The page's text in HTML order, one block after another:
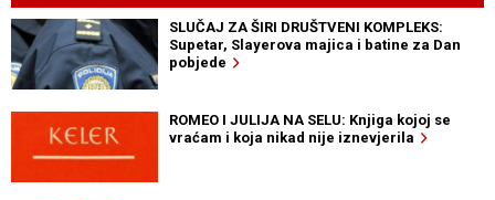
SLUČAJ ZA ŠIRI DRUŠTVENI KOMPLEKS:
Supetar, Slayerova majica i batine za Dan
pobjede
ROMEO I JULIJA NA SELU: Knjiga kojoj se
vraćam i koja nikad nije iznevjerila